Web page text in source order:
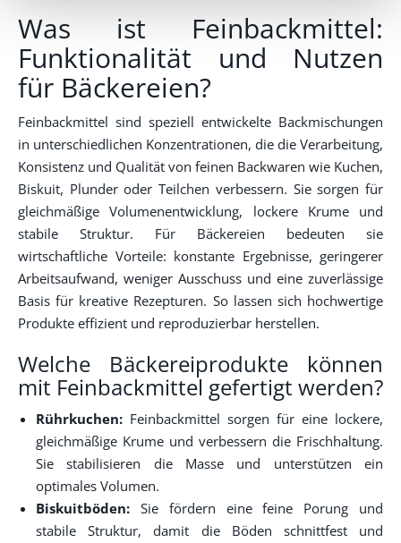
Was ist Feinbackmittel:
Funktionalität und Nutzen
für Bäckereien?
Feinbackmittel sind speziell entwickelte Backmischungen
in unterschiedlichen Konzentrationen, die die Verarbeitung,
Konsistenz und Qualität von feinen Backwaren wie Kuchen,
Biskuit, Plunder oder Teilchen verbessern. Sie sorgen für
gleichmäßige Volumenentwicklung, lockere Krume und
stabile Struktur. Für Bäckereien bedeuten sie
wirtschaftliche Vorteile: konstante Ergebnisse, geringerer
Arbeitsaufwand, weniger Ausschuss und eine zuverlässige
Basis für kreative Rezepturen. So lassen sich hochwertige
Produkte effizient und reproduzierbar herstellen.
Welche Bäckereiprodukte können
mit Feinbackmittel gefertigt werden?
Rührkuchen: Feinbackmittel sorgen für eine lockere,
gleichmäßige Krume und verbessern die Frischhaltung.
Sie stabilisieren die Masse und unterstützen ein
optimales Volumen.
Biskuitböden: Sie fördern eine feine Porung und
stabile Struktur, damit die Böden schnittfest und